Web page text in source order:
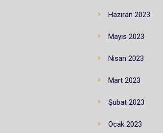
Haziran 2023
Mayıs 2023
Nisan 2023
Mart 2023
Şubat 2023
Ocak 2023